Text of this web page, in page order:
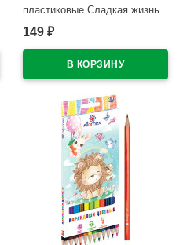
пластиковые Сладкая жизнь
(Dolce Vita) 18 цветов М
149 ₽